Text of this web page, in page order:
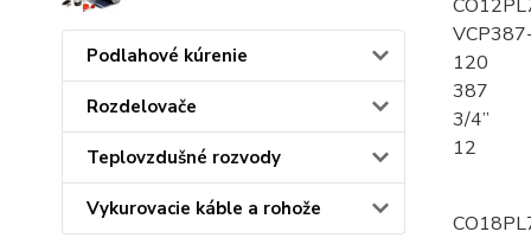
Podlahové kúrenie
Rozdelovače
Teplovzdušné rozvody
Vykurovacie káble a rohože
120
387
3/4”
12